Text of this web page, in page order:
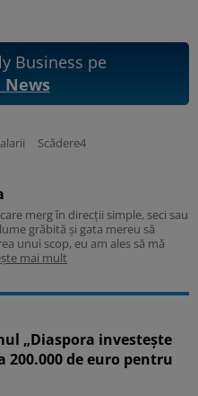
Business pe
News
Scădere4
merg în direcții simple, seci sau
grăbită și gata mereu să
unui scop, eu am ales să mă
mai mult
„Diaspora investește
200.000 de euro pentru